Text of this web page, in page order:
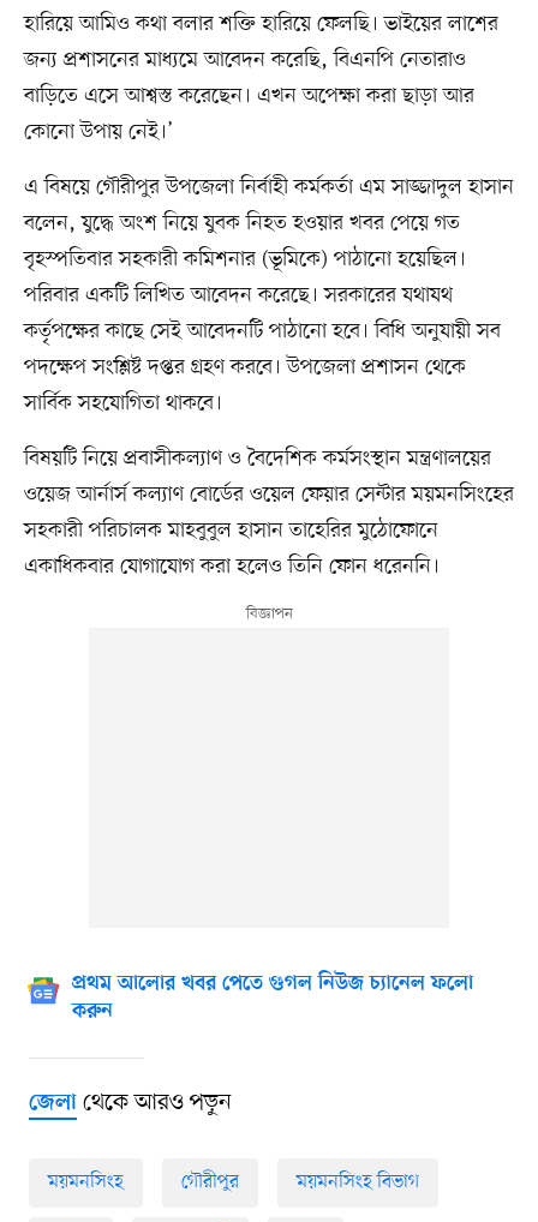
হারিয়ে আমিও কথা বলার শক্তি হারিয়ে ফেলছি। ভাইয়ের লাশের
জন্য প্রশাসনের মাধ্যমে আবেদন করেছি, বিএনপি নেতারাও
বাড়িতে এসে আশ্বস্ত করেছেন। এখন অপেক্ষা করা ছাড়া আর
কোনো উপায় নেই।’
এ বিষয়ে গৌরীপুর উপজেলা নির্বাহী কর্মকর্তা এম সাজ্জাদুল হাসান
বলেন, যুদ্ধে অংশ নিয়ে যুবক নিহত হওয়ার খবর পেয়ে গত
বৃহস্পতিবার সহকারী কমিশনার (ভূমিকে) পাঠানো হয়েছিল।
পরিবার একটি লিখিত আবেদন করেছে। সরকারের যথাযথ
কর্তৃপক্ষের কাছে সেই আবেদনটি পাঠানো হবে। বিধি অনুযায়ী সব
পদক্ষেপ সংশ্লিষ্ট দপ্তর গ্রহণ করবে। উপজেলা প্রশাসন থেকে
সার্বিক সহযোগিতা থাকবে।
বিষয়টি নিয়ে প্রবাসীকল্যাণ ও বৈদেশিক কর্মসংস্থান মন্ত্রণালয়ের
ওয়েজ আর্নার্স কল্যাণ বোর্ডের ওয়েল ফেয়ার সেন্টার ময়মনসিংহের
সহকারী পরিচালক মাহবুবুল হাসান তাহেরির মুঠোফোনে
একাধিকবার যোগাযোগ করা হলেও তিনি ফোন ধরেননি।
প্রথম আলোর খবর পেতে গুগল নিউজ চ্যানেল ফলো
করুন
জেলাথেকে আরও পড়ুন
ময়মনসিংহ গৌরীপুর ময়মনসিংহ বিভাগ